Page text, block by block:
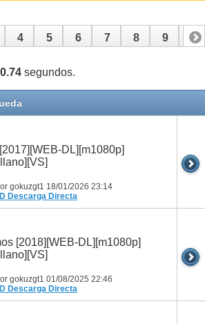
4 5 6 7 8 9 10
14
0.74 segundos.
DL][m1080p]
gokuzgt1 18/01/2026 23:14
Descarga Directa
[2018][WEB-DL][m1080p]
gokuzgt1 01/08/2025 22:46
Descarga Directa